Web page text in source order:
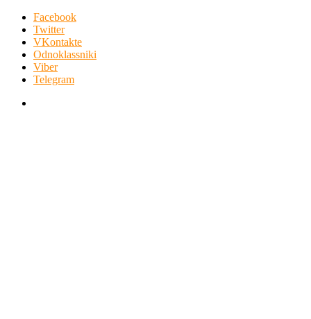
Facebook
Twitter
VKontakte
Odnoklassniki
Viber
Telegram